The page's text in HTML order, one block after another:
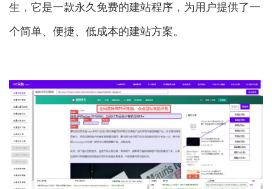
生，它是一款永久免费的建站程序，为用户提供了一
个简单、便捷、低成本的建站方案。